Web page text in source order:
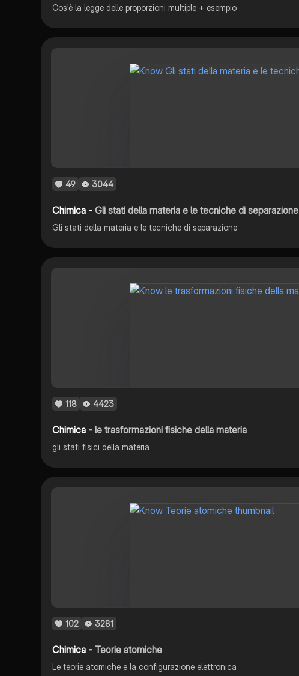
Cos'è la legge delle proporzioni multiple + esempio
49 3044
Chimica -Gli stati della materia e le tecniche di separazione
Gli stati della materia e le tecniche di separazione
118 4423
Chimica -le trasformazioni fisiche della materia
gli stati fisici della materia
102 3281
Chimica - Teorie atomiche
Le teorie atomiche e la configurazione elettronica